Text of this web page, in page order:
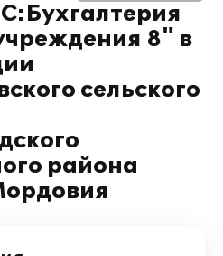
8" в
сельского
района